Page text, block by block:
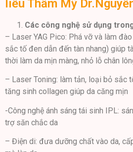
liễu Thẩm Mỹ
Các công nghệ sử dụng
– Laser YAG Pico: Phá vỡ và làm
sắc tố đen dẫn đến tàn nhang) giúp
thời làm da mịn màng, nhỏ lỗ chân
– Laser Toning: làm tản, loại bỏ sắc
tăng sinh collagen giúp da căng mịn
-Công nghệ ánh sáng tái sinh IPL:
trợ săn chắc da
– Điện di: đưa dưỡng chất vào da,